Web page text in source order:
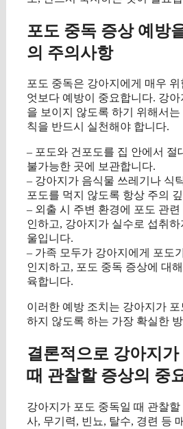
포도 중독 증상 예방
의 주의사항
포도 중독은 강아지에게 매우
엇보다 예방이 중요합니다. 강
을 보이지 않도록 하기 위해서
칙을 반드시 실천해야 합니다.
– 포도와 건포도를 집 안에서 절
불가능한 곳에 보관합니다.
– 강아지가 음식물 쓰레기나 식
포도를 먹지 않도록 항상 주의
– 외출 시 주변 환경에 포도 관
인하고, 강아지가 실수로 섭취하
울입니다.
– 가족 모두가 강아지에게 포도
인지하고, 포도 중독 증상에 대
육합니다.
이러한 예방 조치는 강아지가
하지 않도록 하는 가장 확실한
결론적으로 강아지가
때 관찰할 증상의 중
강아지가 포도 중독일 때 관찰
사, 무기력, 빈뇨, 탈수, 경련 등